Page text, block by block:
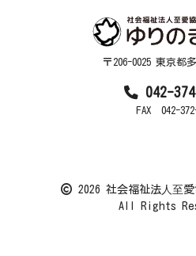
〒206-0025 東京都
042-
FAX 042-
2026 社会福祉法⼈⾄
All Rights